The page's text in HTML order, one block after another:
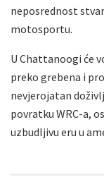
neposrednost
motosportu.
U Chattanoogi će
preko grebena i
nevjerojatan
povratku WRC-a,
uzbudljivu eru u